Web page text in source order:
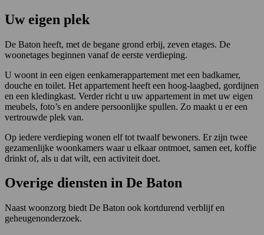
Uw eigen plek
De Baton heeft, met de begane grond erbij, zeven etages. De
woonetages beginnen vanaf de eerste verdieping.
U woont in een eigen eenkamerappartement met een badkamer,
douche en toilet. Het appartement heeft een hoog-laagbed, gordijnen
en een kledingkast. Verder richt u uw appartement in met uw eigen
meubels, foto’s en andere persoonlijke spullen. Zo maakt u er een
vertrouwde plek van.
Op iedere verdieping wonen elf tot twaalf bewoners. Er zijn twee
gezamenlijke woonkamers waar u elkaar ontmoet, samen eet, koffie
drinkt of, als u dat wilt, een activiteit doet.
Overige diensten in De Baton
Naast woonzorg biedt De Baton ook kortdurend verblijf en
geheugenonderzoek.